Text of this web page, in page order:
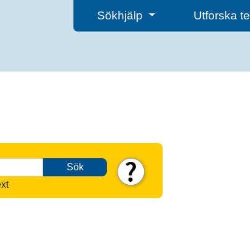
Sökhjälp Utforska
Sök